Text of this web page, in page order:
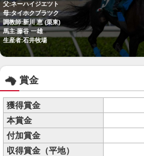
父:ネーハイジエツト
母:タイホクブラツク
調教師:新川 恵 (栗東)
馬主:藤谷 一雄
生産者:石井牧場
賞金
獲得賞金
本賞金
付加賞金
収得賞金（平地）